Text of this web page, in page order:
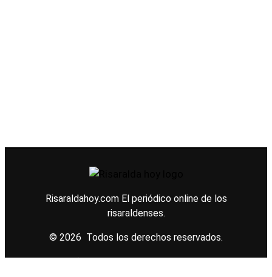
Risaraldahoy.com El periódico online de los
risaraldenses.
© 2026 Todos los derechos reservados.
Diseño webKonection web and brand